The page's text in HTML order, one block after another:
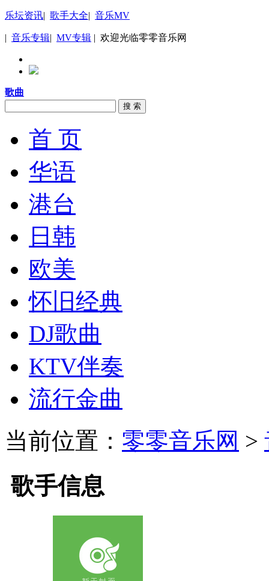
乐坛资讯| 歌手大全| 音乐MV
| 音乐专辑| MV专辑 | 欢迎光临零零音乐网
歌曲
搜 索
首 页
华语
港台
日韩
欧美
怀旧经典
DJ歌曲
KTV伴奏
流行金曲
当前位置： 零零音乐网 >
歌手信息